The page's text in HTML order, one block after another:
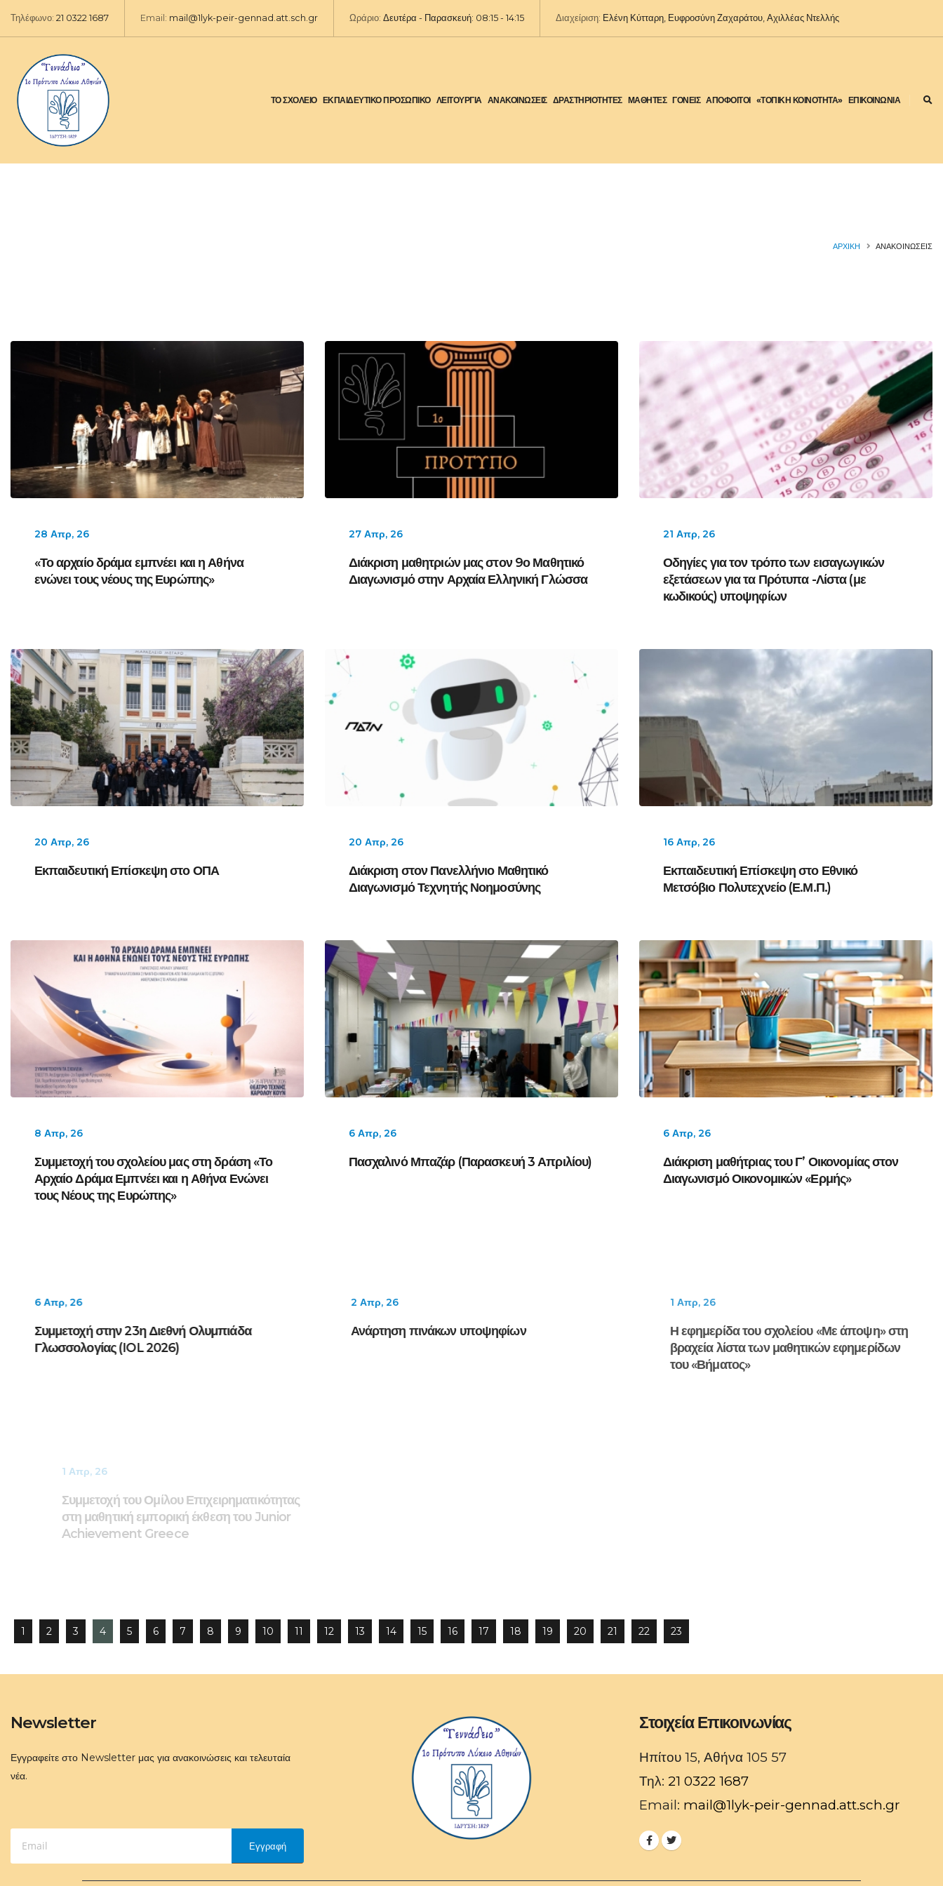
Τηλέφωνο: 21 0322 1687 Email: mail@1lyk-peir-gennad.att.sch.gr Ωράριο: Δευτέρα - Παρασκευή: 08:15 - 14:15 Διαχείριση: Ελένη Κύτταρη, Ευφροσύνη Ζαχαράτου, Αχιλλέας Ντελλής
ΤΟ ΣΧΟΛΕΙΟ ΕΚΠΑΙΔΕΥΤΙΚΟ ΠΡΟΣΩΠΙΚΟ ΛΕΙΤΟΥΡΓΙΑ ΑΝΑΚΟΙΝΩΣΕΙΣ ΔΡΑΣΤΗΡΙΟΤΗΤΕΣ ΜΑΘΗΤΕΣ ΓΟΝΕΙΣ ΑΠΟΦΟΙΤΟΙ «ΤΟΠΙΚΗ ΚΟΙΝΟΤΗΤΑ» ΕΠΙΚΟΙΝΩΝΙΑ
ΑΡΧΙΚΉ ΑΝΑΚΟΙΝΩΣΕΙΣ
28 Απρ, 26
«Το αρχαίο δράμα εμπνέει και η Αθήνα
ενώνει τους νέους της Ευρώπης»
27 Απρ, 26
Διάκριση μαθητριών μας στον 9ο Μαθητικό
Διαγωνισμό στην Αρχαία Ελληνική Γλώσσα
21 Απρ, 26
Οδηγίες για τον τρόπο των εισαγωγικών
εξετάσεων για τα Πρότυπα -Λίστα (με
κωδικούς) υποψηφίων
20 Απρ, 26
Εκπαιδευτική Επίσκεψη στο ΟΠΑ
20 Απρ, 26
Διάκριση στον Πανελλήνιο Μαθητικό
Διαγωνισμό Τεχνητής Νοημοσύνης
16 Απρ, 26
Εκπαιδευτική Επίσκεψη στο Εθνικό
Μετσόβιο Πολυτεχνείο (Ε.Μ.Π.)
8 Απρ, 26
Συμμετοχή του σχολείου μας στη δράση «Το
Αρχαίο Δράμα Εμπνέει και η Αθήνα Ενώνει
τους Νέους της Ευρώπης»
6 Απρ, 26
Πασχαλινό Μπαζάρ (Παρασκευή 3 Απριλίου)
6 Απρ, 26
Διάκριση μαθήτριας του Γ’ Οικονομίας στον
Διαγωνισμό Οικονομικών «Ερμής»
6 Απρ, 26
Συμμετοχή στην 23η Διεθνή Ολυμπιάδα
Γλωσσολογίας (IOL 2026)
2 Απρ, 26
Ανάρτηση πινάκων υποψηφίων
1 Απρ, 26
Η εφημερίδα του σχολείου «Με άποψη» στη
βραχεία λίστα των μαθητικών εφημερίδων
του «Βήματος»
1 Απρ, 26
Συμμετοχή του Ομίλου Επιχειρηματικότητας
στη μαθητική εμπορική έκθεση του Junior
Achievement Greece
1 2 3 4 5 6 7 8 9 10 11 12 13 14 15 16 17 18 19 20 21 22 23
Newsletter
Εγγραφείτε στο Newsletter μας για ανακοινώσεις και τελευταία
νέα.
Εγγραφή
Στοιχεία Επικοινωνίας
Ηπίτου 15, Αθήνα 105 57
Τηλ: 21 0322 1687
Email: mail@1lyk-peir-gennad.att.sch.gr